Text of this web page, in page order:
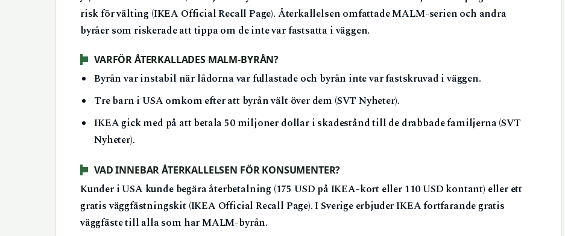
risk för välting (IKEA Official Recall Page). Återkallelsen omfattade MALM-serien och andra
byråer som riskerade att tippa om de inte var fastsatta i väggen.
VARFÖR ÅTERKALLADES MALM-BYRÅN?
Byrån var instabil när lådorna var fullastade och byrån inte var fastskruvad i väggen.
Tre barn i USA omkom efter att byrån vält över dem (SVT Nyheter).
IKEA gick med på att betala 50 miljoner dollar i skadestånd till de drabbade familjerna (SVT
Nyheter).
VAD INNEBAR ÅTERKALLELSEN FÖR KONSUMENTER?
Kunder i USA kunde begära återbetalning (175 USD på IKEA-kort eller 110 USD kontant) eller ett
gratis väggfästningskit (IKEA Official Recall Page). I Sverige erbjuder IKEA fortfarande gratis
väggfäste till alla som har MALM-byrån.